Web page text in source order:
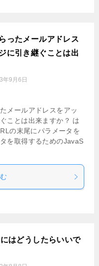
ったメールアドレス
に引き継ぐことは出
年9月6日
メールアドレスをアッ
ことは出来ますか？ は
の末尾にパラメータを
を取得するためのJavaS
はどうしたらいいで